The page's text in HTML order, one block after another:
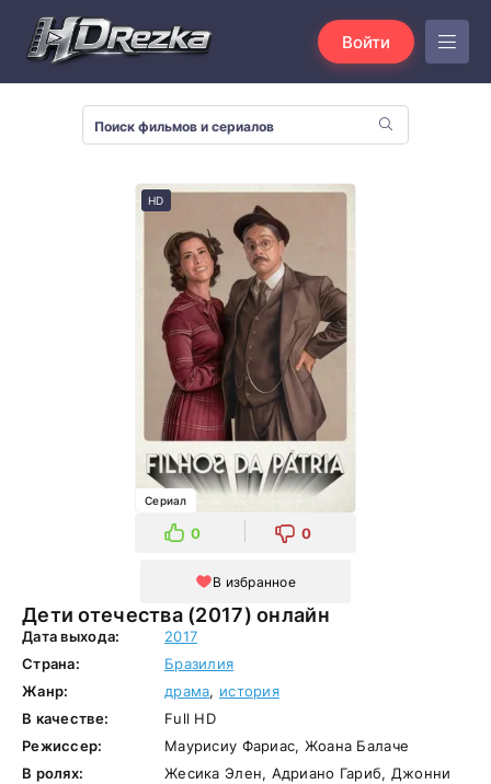
Войти
Дети отечества (2017) онлайн
HD
Сериал
0 0
В избранное
Дата выхода:
2017
Страна:
Бразилия
Жанр:
драма, история
В качестве:
Full HD
Режиссер:
Маурисиу Фариас, Жоана Балаче
В ролях:
Жесика Элен, Адриано Гариб, Джонни